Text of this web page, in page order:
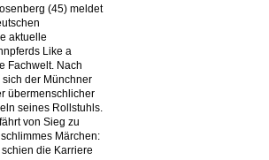
(45) meldet
aktuelle
Like a
Fachwelt. Nach
der Münchner
übermenschlicher
seines Rollstuhls.
von Sieg zu
Märchen:
die Karriere